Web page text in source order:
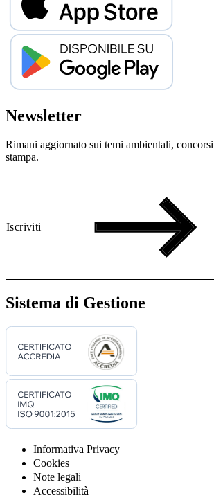
Newsletter
Rimani aggiornato sui temi ambientali,
stampa.
Iscriviti
Sistema di Gestione
Informativa Privacy
Cookies
Note legali
Accessibilità